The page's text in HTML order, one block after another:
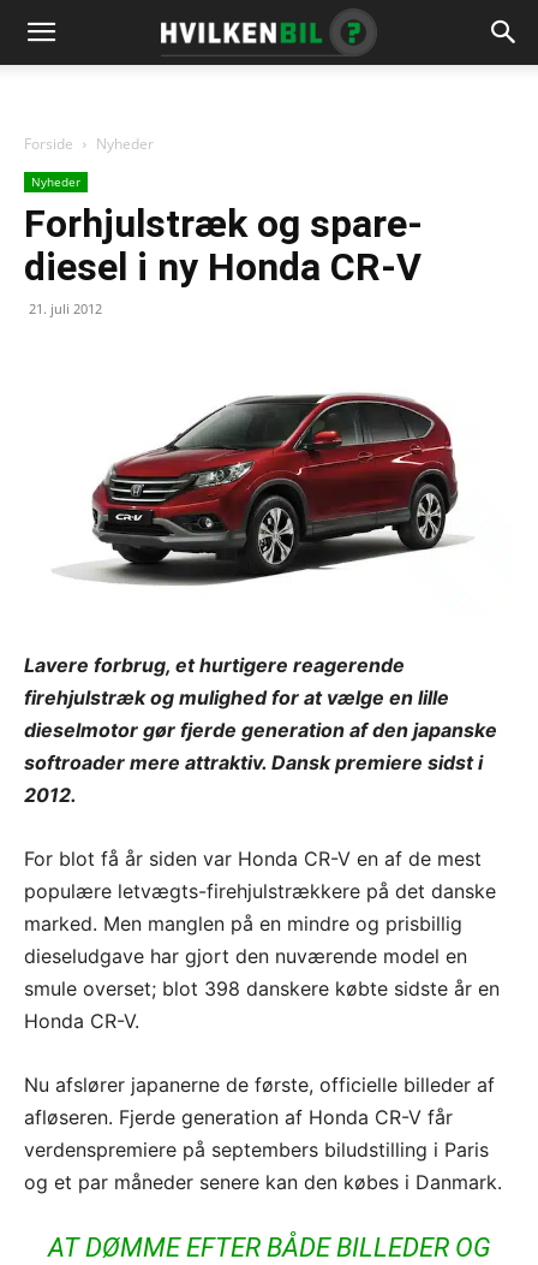
Forside Nyheder
Nyheder
Forhjulstræk og spare-
diesel i ny Honda CR-V
21. juli 2012
Lavere forbrug, et hurtigere reagerende
firehjulstræk og mulighed for at vælge en lille
dieselmotor gør fjerde generation af den japanske
softroader mere attraktiv. Dansk premiere sidst i
2012.
For blot få år siden var Honda CR-V en af de mest
populære letvægts-firehjulstrækkere på det danske
marked. Men manglen på en mindre og prisbillig
dieseludgave har gjort den nuværende model en
smule overset; blot 398 danskere købte sidste år en
Honda CR-V.
Nu afslører japanerne de første, officielle billeder af
afløseren. Fjerde generation af Honda CR-V får
verdenspremiere på septembers biludstilling i Paris
og et par måneder senere kan den købes i Danmark.
AT DØMME EFTER BÅDE BILLEDER OG